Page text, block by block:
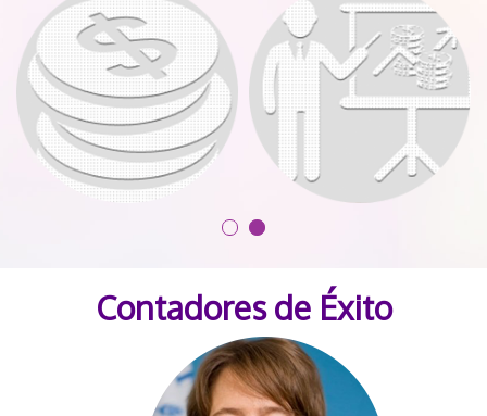
Costo
El costo de tus estudios es todo un
tema si optas por universidades
privadas. Actualmente [...]
Beneficios de estudiar una
carrera
Es nuestra arma para abrirnos
paso en la sociedad, para salir
adelante y lograr todas [...]
Contadores de Éxito